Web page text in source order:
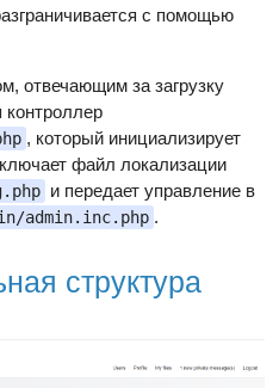
с помощью
отвечающим за загрузку
контроллер
, который инициализирует
файл локализации
и передает управление в
admin.inc.php .
структура